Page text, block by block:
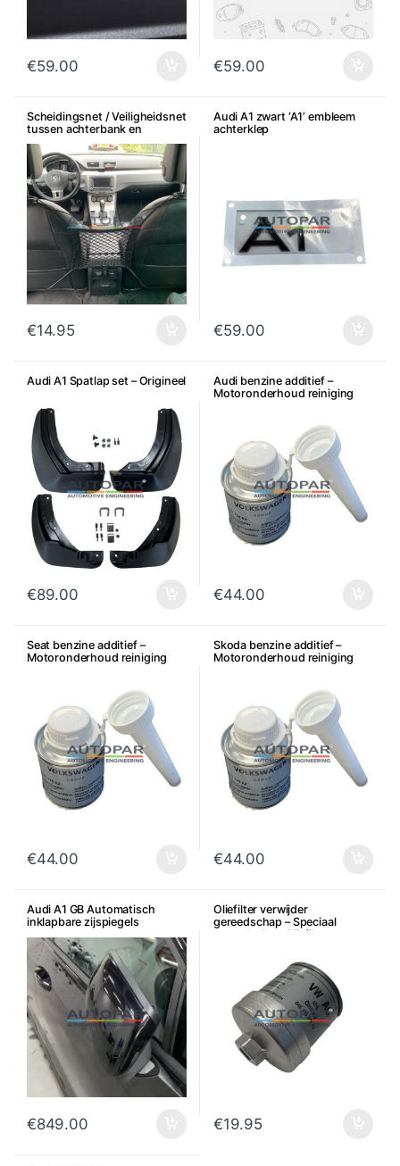
€59.00 €59.00
Scheidingsnet / Veiligheidsnet
tussen achterbank en
voorstoelen
€14.95
Audi A1 zwart ‘A1’ embleem
achterklep
€59.00
Audi A1 Spatlap set – Origineel
€89.00
Audi benzine additief –
Motoronderhoud reiniging
€44.00
Seat benzine additief –
Motoronderhoud reiniging
€44.00
Skoda benzine additief –
Motoronderhoud reiniging
€44.00
Audi A1 GB Automatisch
inklapbare zijspiegels
€849.00
Oliefilter verwijder
gereedschap – Speciaal
gereedschap Oliefilter
€19.95